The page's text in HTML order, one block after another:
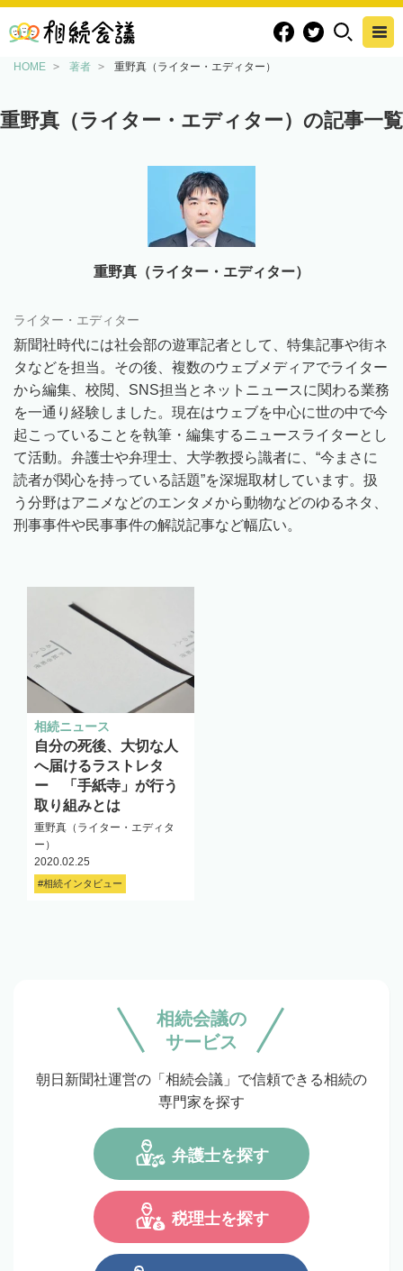
HOME 著者 重野真（ライター・エディター）
重野真（ライター・エディター）の記事一覧
重野真（ライター・エディター）
ライター・エディター
新聞社時代には社会部の遊軍記者として、特集記事や街ネ
タなどを担当。その後、複数のウェブメディアでライター
から編集、校閲、SNS担当とネットニュースに関わる業務
を一通り経験しました。現在はウェブを中心に世の中で今
起こっていることを執筆・編集するニュースライターとし
て活動。弁護士や弁理士、大学教授ら識者に、“今まさに
読者が関心を持っている話題”を深堀取材しています。扱
う分野はアニメなどのエンタメから動物などのゆるネタ、
刑事事件や民事事件の解説記事など幅広い。
相続ニュース
自分の死後、大切な人
へ届けるラストレタ
ー 「手紙寺」が行う
取り組みとは
重野真（ライター・エディタ
ー）
2020.02.25
#相続インタビュー
相続会議の
サービス
朝日新聞社運営の「相続会議」で信頼できる相続の
専門家を探す
弁護士を探す
税理士を探す